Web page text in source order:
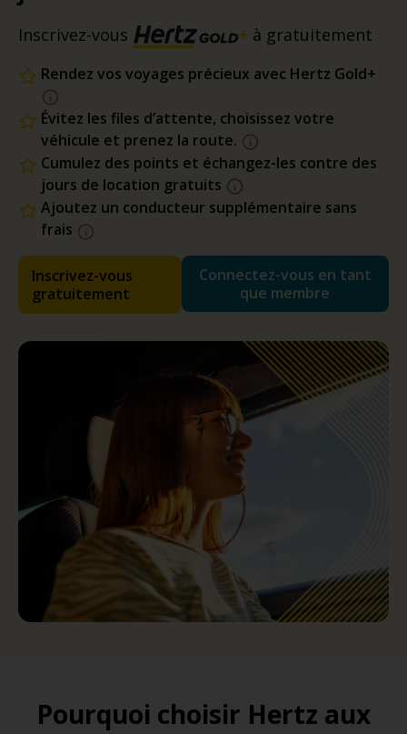
Inscrivez-vous à gratuitement
Rendez vos voyages précieux avec Hertz Gold+
Évitez les files d’attente, choisissez votre
véhicule et prenez la route.
Cumulez des points et échangez-les contre des
jours de location gratuits
Ajoutez un conducteur supplémentaire sans
frais
Inscrivez-vous
gratuitement
Connectez-vous en tant
que membre
Pourquoi choisir Hertz aux